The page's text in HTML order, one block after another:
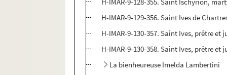
H-IMAR-9-129-356. Saint Ives de
H-IMAR-9-130-357. Saint Ives, prêtre et
H-IMAR-9-130-358. Saint Ives, prêtre et
La bienheureuse Imelda Lambertini